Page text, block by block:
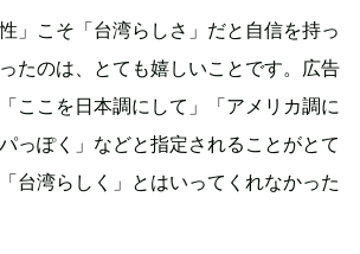
」こそ「台湾らしさ」だと自信を持っ
たのは、とても嬉しいことです。広告
ここを日本調にして」「アメリカ調に
っぽく」などと指定されることがとて
台湾らしく」とはいってくれなかった